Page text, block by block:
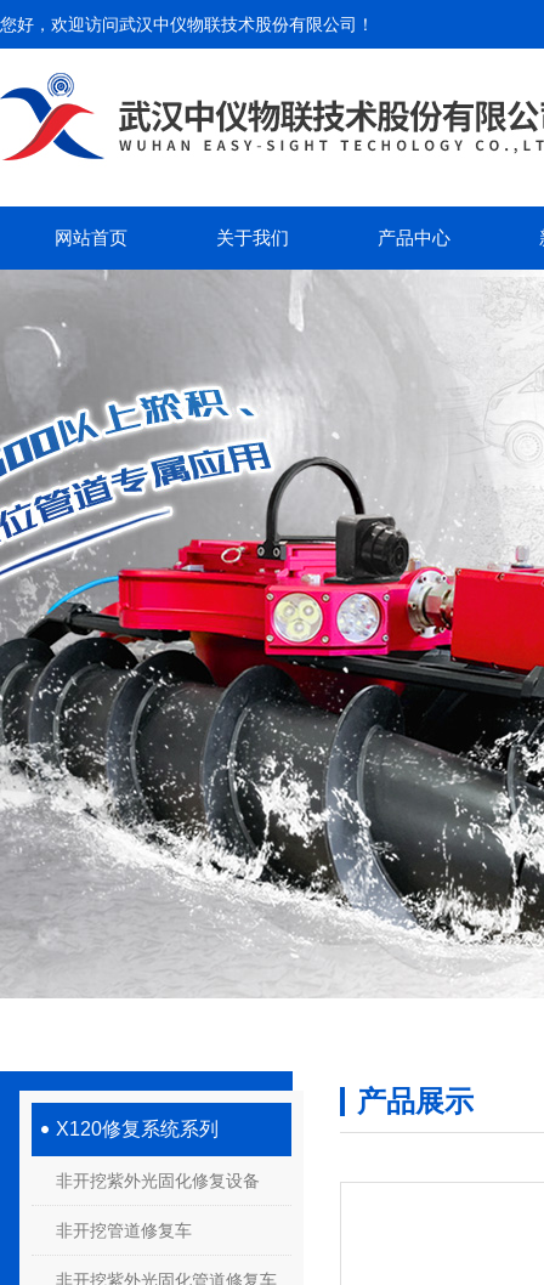
您好，欢迎访问武汉中仪物联技术股份有限公司 ！
网站首页 关于我们 产品中心
X120修复系统系列
非开挖紫外光固化修复设备
非开挖管道修复车
非开挖紫外光固化管道修复车
产品展示